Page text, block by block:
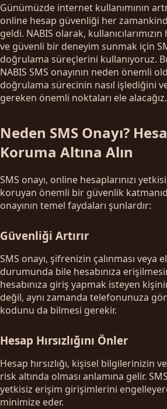
Günümüzde internet kullanımının
online hesap güvenliği her
geldi. NABIS olarak,
ve güvenli bir deneyim sunmak için
doğrulama süreçlerini kullanıyoruz.
NABIS SMS onayının neden önemli
doğrulama sürecinin nasıl işlediğini
gereken önemli noktaları ele alacağız.
Neden SMS Onayı?
Koruma Altına Alın
SMS onayı, online hesaplarınızı
koruyan önemli bir güvenlik
onayının temel faydaları şunlardır:
Güvenliği Artırır
SMS onayı, şifrenizin çalınması veya
durumunda bile hesabınıza
hesabınıza giriş yapmak isteyen
değil, aynı zamanda telefonunuza
kodunu da bilmesi gerekir.
Hesap Hırsızlığını Önler
Hesap hırsızlığı, kişisel bilgilerinizin
risk altında olması anlamına gelir.
yetkisiz erişim girişimlerini
minimize eder.